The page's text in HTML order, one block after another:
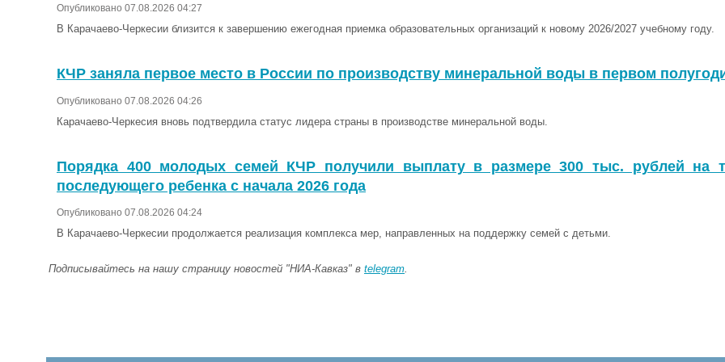
Опубликовано 07.08.2026 04:27
В Карачаево-Черкесии близится к завершению ежегодная приемка образовательных организаций к новому 2026/2027 учебному году.
КЧР заняла первое место в России по производству минеральной воды в первом
Опубликовано 07.08.2026 04:26
Карачаево-Черкесия вновь подтвердила статус лидера страны в производстве минеральной воды.
Порядка 400 молодых семей КЧР получили выплату в размере 300 тыс. рублей на
последующего ребенка с начала 2026 года
Опубликовано 07.08.2026 04:24
В Карачаево-Черкесии продолжается реализация комплекса мер, направленных на поддержку семей с детьми.
Подписывайтесь на нашу страницу новостей "НИА-Кавказ" в telegram.